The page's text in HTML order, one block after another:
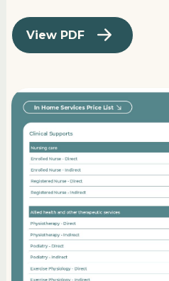
View PDF